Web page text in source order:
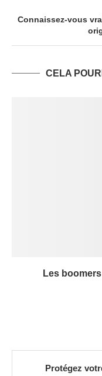
Connaissez-vous
CELA
Les
Protégez